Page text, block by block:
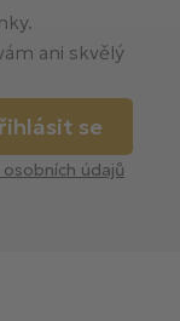
ani skvělý
se
údajů